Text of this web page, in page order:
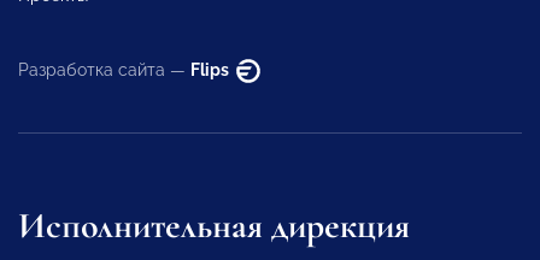
Разработка сайта — Flips
Исполнительная дирекция